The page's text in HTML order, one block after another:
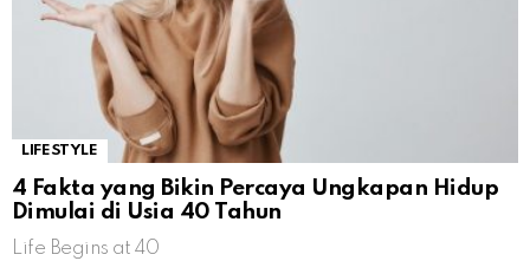
LIFESTYLE
4 Fakta yang Bikin Percaya Ungkapan Hidup
Dimulai di Usia 40 Tahun
Life Begins at 40